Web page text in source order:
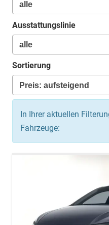
Ausstattungslinie
Sortierung
In Ihrer aktuellen
Fahrzeuge: